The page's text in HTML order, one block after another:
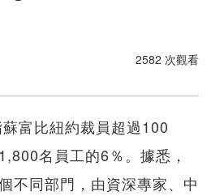
2582 次觀看
富比紐約裁員超過100
名員工的6％。據悉，
不同部門，由資深專家、中